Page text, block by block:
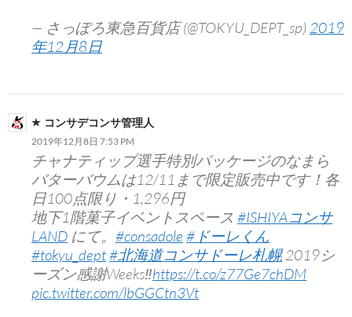
— さっぽろ東急百貨店 (@TOKYU_DEPT_sp) 2019
年12月8日
コンサデコンサ管理人
2019年12月8日 7:53 PM
チャナティップ選手特別パッケージのなまら
バターバウムは12/11まで限定販売中です！各
日100点限り・1,296円
地下1階菓子イベントスペース #ISHIYAコンサ
LAND にて。 #consadole #ドーレくん
#tokyu_dept#北海道コンサドーレ札幌2019シ
ーズン感謝Weeks‼︎https://t.co/z77Ge7chDM
pic.twitter.com/lbGGCtn3Vt